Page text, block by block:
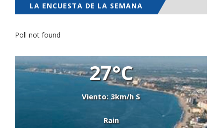
LA ENCUESTA DE LA SEMANA
Poll not found
27°C
Viento: 3km/h S
Rain